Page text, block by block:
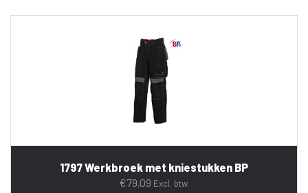
1797 Werkbroek met kniestukken BP
€79,09 Excl. btw.